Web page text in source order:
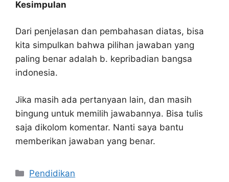
Kesimpulan
Dari penjelasan dan pembahasan diatas, bisa
kita simpulkan bahwa pilihan jawaban yang
paling benar adalah b. kepribadian bangsa
indonesia.
Jika masih ada pertanyaan lain, dan masih
bingung untuk memilih jawabannya. Bisa tulis
saja dikolom komentar. Nanti saya bantu
memberikan jawaban yang benar.
Kategori
Pendidikan